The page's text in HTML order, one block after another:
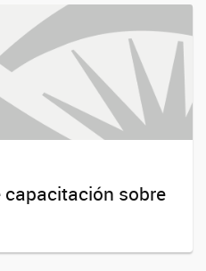
sobre